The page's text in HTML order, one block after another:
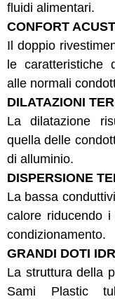
fluidi alimentari.
CONFORT
Il doppio
le caratteristiche
alle normali
DILATAZIONI
La dilatazione
quella delle
di alluminio.
DISPERSIONE
La bassa
calore riducendo
condizionamento.
GRANDI DOTI
La struttura della
Sami Plastic